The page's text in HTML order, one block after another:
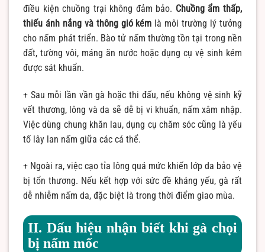
điều kiện chuồng trại không đảm bảo. Chuồng ẩm thấp,
thiếu ánh nắng và thông gió kém là môi trường lý tưởng
cho nấm phát triển. Bào tử nấm thường tồn tại trong nền
đất, tường vôi, máng ăn nước hoặc dụng cụ vệ sinh kém
được sát khuẩn.
+ Sau mỗi lần vần gà hoặc thi đấu, nếu không vệ sinh kỹ
vết thương, lông và da sẽ dễ bị vi khuẩn, nấm xâm nhập.
Việc dùng chung khăn lau, dụng cụ chăm sóc cũng là yếu
tố lây lan nấm giữa các cá thể.
+ Ngoài ra, việc cạo tỉa lông quá mức khiến lớp da bảo vệ
bị tổn thương. Nếu kết hợp với sức đề kháng yếu, gà rất
dễ nhiễm nấm da, đặc biệt là trong thời điểm giao mùa.
II. Dấu hiệu nhận biết khi gà chọi
bị nấm mốc